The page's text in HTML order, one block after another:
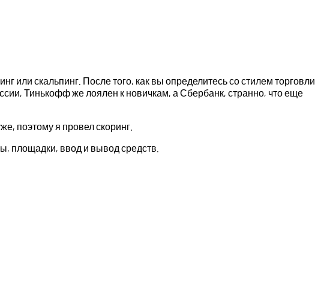
или скальпинг. После того, как вы определитесь со стилем торговли
Тинькофф же лоялен к новичкам, а Сбербанк, странно, что еще
поэтому я провел скоринг.
площадки, ввод и вывод средств.